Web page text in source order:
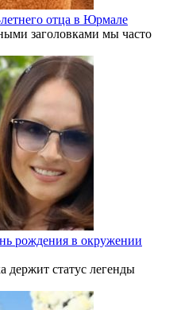
отца в Юрмале
заголовками мы часто
рождения в окружении
держит статус легенды